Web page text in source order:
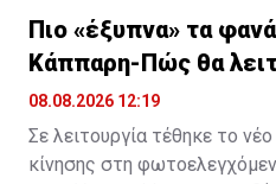
Πιο «έξυπνα» τα
Κάππαρη-Πώς θα
08.08.2026 12:19
Σε λειτουργία τέθηκε το
κίνησης στη